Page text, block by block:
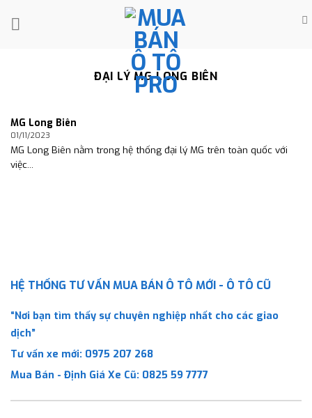
ĐẠI LÝ MG LONG BIÊN
MG Long Biên
01/11/2023
MG Long Biên nằm trong hệ thống đại lý MG trên toàn quốc với
việc...
HỆ THỐNG TƯ VẤN MUA BÁN Ô TÔ MỚI - Ô TÔ CŨ
“Nơi bạn tìm thấy sự chuyên nghiệp nhất cho các giao
dịch”
Tư vấn xe mới: 0975 207 268
Mua Bán - Định Giá Xe Cũ: 0825 59 7777